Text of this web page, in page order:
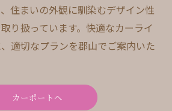
住まいの外観に馴染むデザイン性
り扱っています。快適なカーライ
適切なプランを郡山でご案内いた
カーポートへ